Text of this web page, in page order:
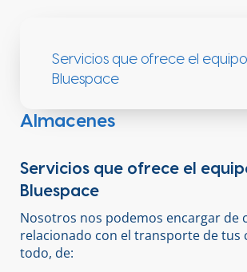
Servicios que ofrece el
Bluespace
Almacenes
Servicios que ofrece el
Bluespace
Nosotros nos podemos encargar de
relacionado con el transporte de tus
todo, de: